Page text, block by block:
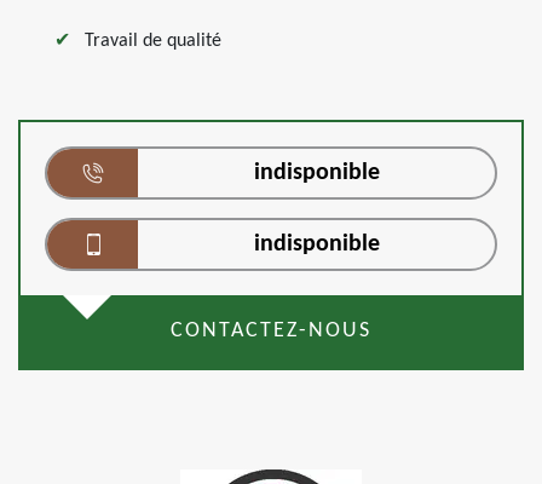
Travail de qualité
indisponible
indisponible
CONTACTEZ-NOUS